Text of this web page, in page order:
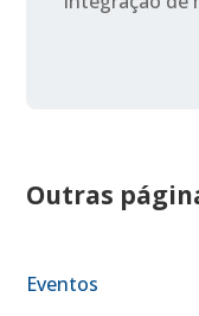
Outras
Eventos